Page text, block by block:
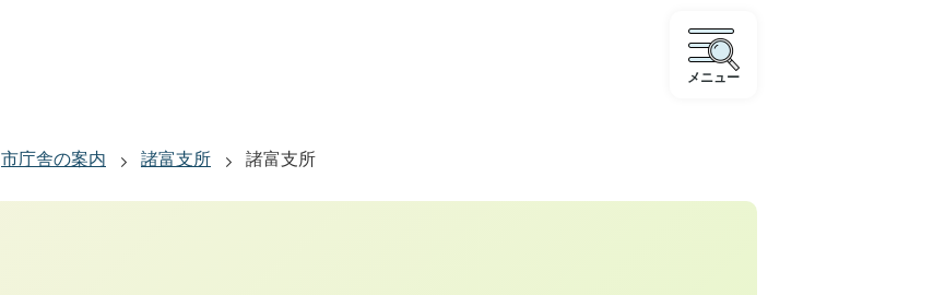
メニュー
市庁舎の案内 諸富支所 諸富支所